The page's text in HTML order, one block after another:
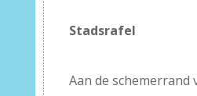
Stadsrafel
Aan de schemerrand